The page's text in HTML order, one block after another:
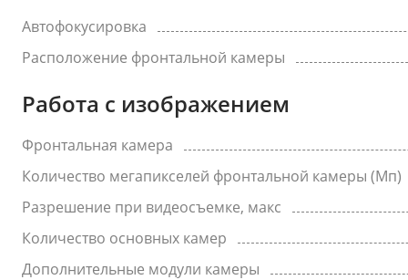
Автофокусировка
Расположение фронтальной камеры
Работа с изображением
Фронтальная камера
Количество мегапикселей фронтальной камеры (Мп)
Разрешение при видеосъемке, макс
Количество основных камер
Дополнительные модули камеры